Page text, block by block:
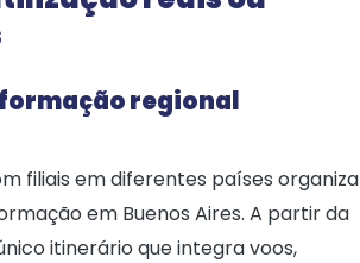
formação regional
filiais em diferentes países organiza
em Buenos Aires. A partir da
itinerário que integra voos,